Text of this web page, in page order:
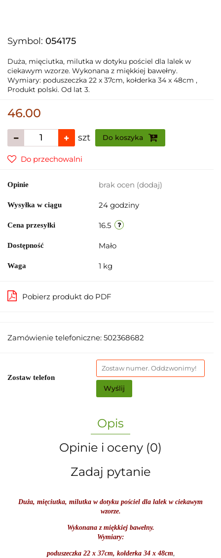
Symbol: 054175
Duża, mięciutka, milutka w dotyku pościel dla lalek w
ciekawym wzorze. Wykonana z miękkiej bawełny.
Wymiary: poduszeczka 22 x 37cm, kołderka 34 x 48cm ,
Produkt polski. Od lat 3.
46.00
szt Do koszyka
Do przechowalni
Opinie brak ocen (dodaj)
Wysyłka w ciągu 24 godziny
Cena przesyłki 16.5
Dostępność Mało
Waga 1 kg
Pobierz produkt do PDF
Zamówienie telefoniczne: 502368682
Zostaw telefon
Wyślij
Opis
Opinie i oceny (0)
Zadaj pytanie
Duża, mięciutka, milutka w dotyku pościel dla lalek w ciekawym
wzorze.
Wykonana z miękkiej bawełny.
Wymiary:
poduszeczka 22 x 37cm, kołderka 34 x 48cm,